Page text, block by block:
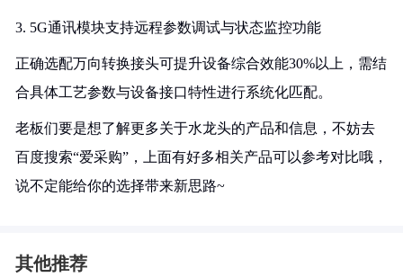
3. 5G通讯模块支持远程参数调试与状态监控功能
正确选配万向转换接头可提升设备综合效能30%以上，需结
合具体工艺参数与设备接口特性进行系统化匹配。
老板们要是想了解更多关于水龙头的产品和信息，不妨去
百度搜索“爱采购”，上面有好多相关产品可以参考对比哦，
说不定能给你的选择带来新思路~
其他推荐